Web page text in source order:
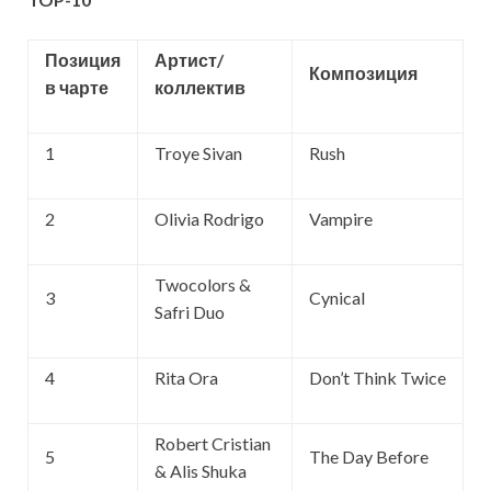
Позиция
в чарте
Артист/
коллектив
Композиция
1 Troye Sivan Rush
2 Olivia Rodrigo Vampire
3
Twocolors &
Safri Duo
Cynical
4 Rita Ora Don’t Think Twice
5
Robert Cristian
& Alis Shuka
The Day Before